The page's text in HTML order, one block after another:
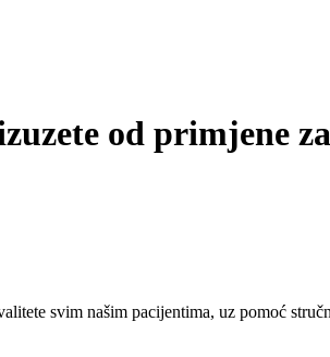
od primjene
svim našim pacijentima, uz pomoć